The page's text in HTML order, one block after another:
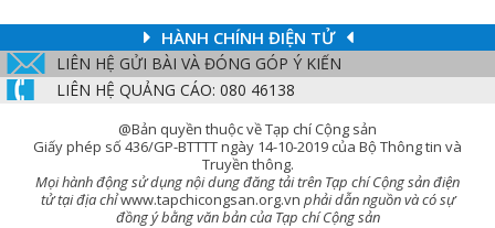
HÀNH CHÍNH ĐIỆN TỬ
LIÊN HỆ GỬI BÀI VÀ ĐÓNG GÓP Ý KIẾN
LIÊN HỆ QUẢNG CÁO: 080 46138
@Bản quyền thuộc về Tạp chí Cộng sản
Giấy phép số 436/GP-BTTTT ngày 14-10-2019 của Bộ Thông tin và
Truyền thông.
Mọi hành động sử dụng nội dung đăng tải trên Tạp chí Cộng sản điện
tử tại địa chỉwww.tapchicongsan.org.vn phải dẫn nguồn và có sự
đồng ý bằng văn bản của Tạp chí Cộng sản